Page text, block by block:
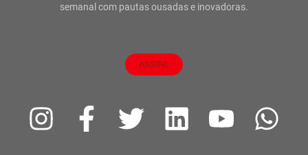
semanal com pautas ousadas e inovadoras.
ASSINE
I
F
a
T
L
Y
W